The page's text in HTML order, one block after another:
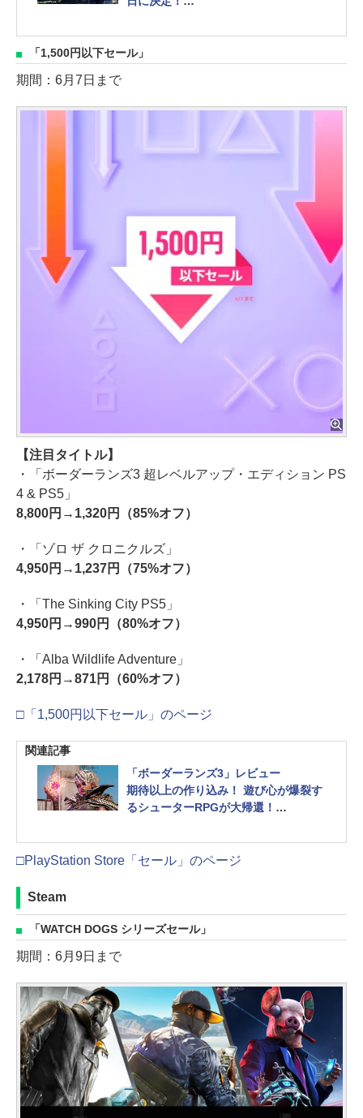
も同日配信
「1,500円以下セール」
期間：6月7日まで
【注目タイトル】
・「ボーダーランズ3 超レベルアップ・エディション PS
4 & PS5」
8,800円→1,320円（85%オフ）
・「ゾロ ザ クロニクルズ」
4,950円→1,237円（75%オフ）
・「The Sinking City PS5」
4,950円→990円（80%オフ）
・「Alba Wildlife Adventure」
2,178円→871円（60%オフ）
□「1,500円以下セール」のページ
関連記事
「ボーダーランズ3」レビュー
期待以上の作り込み！ 遊び心が爆裂す
るシューターRPGが大帰還！
□PlayStation Store「セール」のページ
Steam
「WATCH DOGS シリーズセール」
期間：6月9日まで